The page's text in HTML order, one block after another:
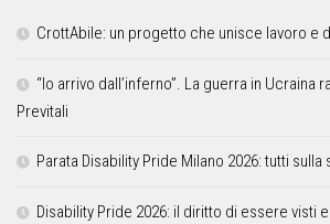
CrottAbile: un progetto che unisce lavoro e
“Io arrivo dall’inferno”. La guerra in Ucraina
Previtali
Parata Disability Pride Milano 2026: tutti
Disability Pride 2026: il diritto di essere visti